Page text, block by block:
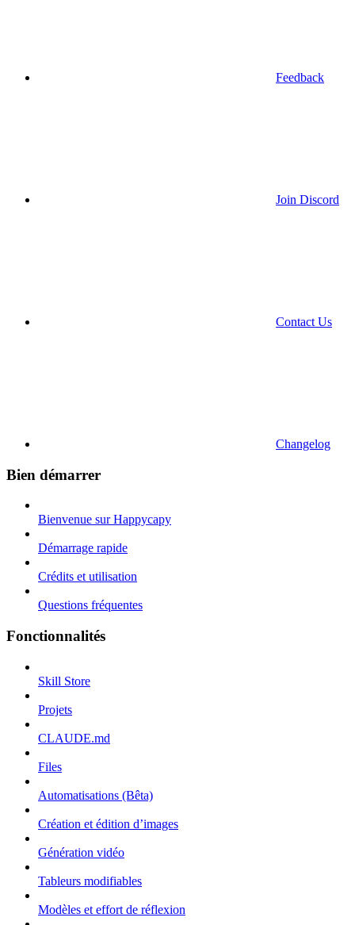
Feedback
Join Discord
Contact Us
Changelog
Bien démarrer
Bienvenue sur Happycapy
Démarrage rapide
Crédits et utilisation
Questions fréquentes
Fonctionnalités
Skill Store
Projets
CLAUDE.md
Files
Automatisations (Bêta)
Création et édition d’images
Génération vidéo
Tableurs modifiables
Modèles et effort de réflexion